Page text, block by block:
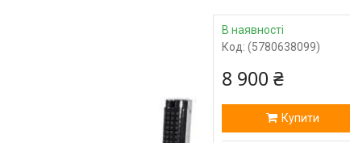
В наявності
Код: (5780638099)
8 900 ₴
Купити